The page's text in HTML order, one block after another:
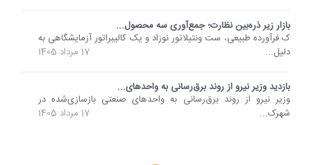
بازار زیر ذره‌بین نظارت؛ جمع‌آوری سه محصول...
ک فرآورده طبیعی، ست ونتیلاتور نوزاد و یک کالیبراتور آزمایشگاهی به
دلیل...
17 مرداد 1405
بازدید وزیر نیرو از روند برق‌رسانی به واحدهای...
وزیر نیرو از روند برق‌رسانی به واحدهای صنعتی بازسازی‌شده در
شهرک...
17 مرداد 1405